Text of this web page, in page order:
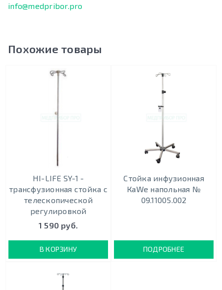
info@medpribor.pro
Похожие товары
HI-LIFE SY-1 -
трансфузионная стойка с
телескопической
регулировкой
1 590 руб.
В КОРЗИНУ
Стойка инфузионная
КаWe напольная №
09.11005.002
ПОДРОБНЕЕ